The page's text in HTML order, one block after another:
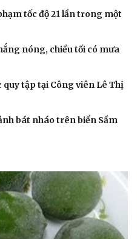
tốc độ 21 lần trong một
nóng, chiều tối có mưa
quy tập tại Công viên Lê Thị
bát nháo trên biển Sầm